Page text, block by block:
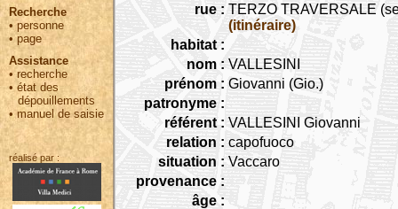
Recherche
• personne
•page
Assistance
• recherche
•état des
dépouillements
•manuel de saisie
réalisé par :
rue : TERZO TRAVERSALE
(itinéraire)
habitat :
nom : VALLESINI
prénom : Giovanni (Gio.)
patronyme :
référent : VALLESINI Giovanni
relation : capofuoco
situation : Vaccaro
provenance :
âge :